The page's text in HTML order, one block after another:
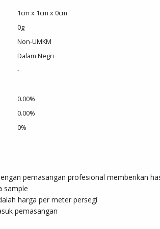
1cm x 1cm x 0cm
0g
Non-UMKM
Dalam Negri
-
0.00%
0.00%
0%
pemasangan profesional memberikan
sample
harga per meter persegi
pemasangan